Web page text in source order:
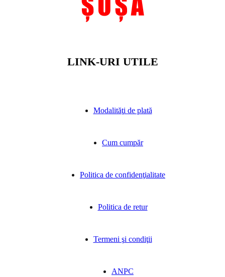
LINK-URI UTILE
Modalităţi de plată
Cum cumpăr
Politica de confidenţialitate
Politica de retur
Termeni şi condiţii
ANPC